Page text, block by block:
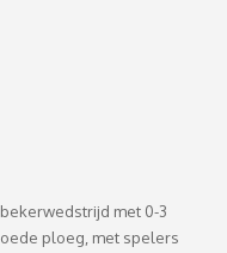
met 0-3
ploeg, met spelers